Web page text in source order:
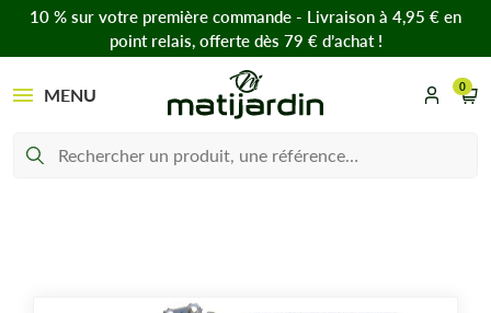
10 % sur votre première commande - Livraison à 4,95 € en
point relais, offerte dès 79 € d’achat !
MENU 0